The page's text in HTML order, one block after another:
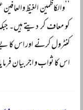
’’والکاظمین الغیظ
کو معاف کر دیتے ہیں۔
کنٹرول کرنے اور اس کا
اس کا ثواب و اجر بیان